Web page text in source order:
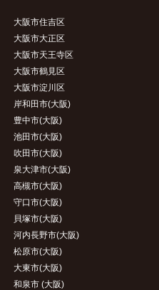
大阪市住吉区
大阪市大正区
大阪市天王寺区
大阪市鶴見区
大阪市淀川区
岸和田市(大阪)
豊中市(大阪)
池田市(大阪)
吹田市(大阪)
泉大津市(大阪)
高槻市(大阪)
守口市(大阪)
貝塚市(大阪)
河内長野市(大阪)
松原市(大阪)
大東市(大阪)
和泉市 (大阪)